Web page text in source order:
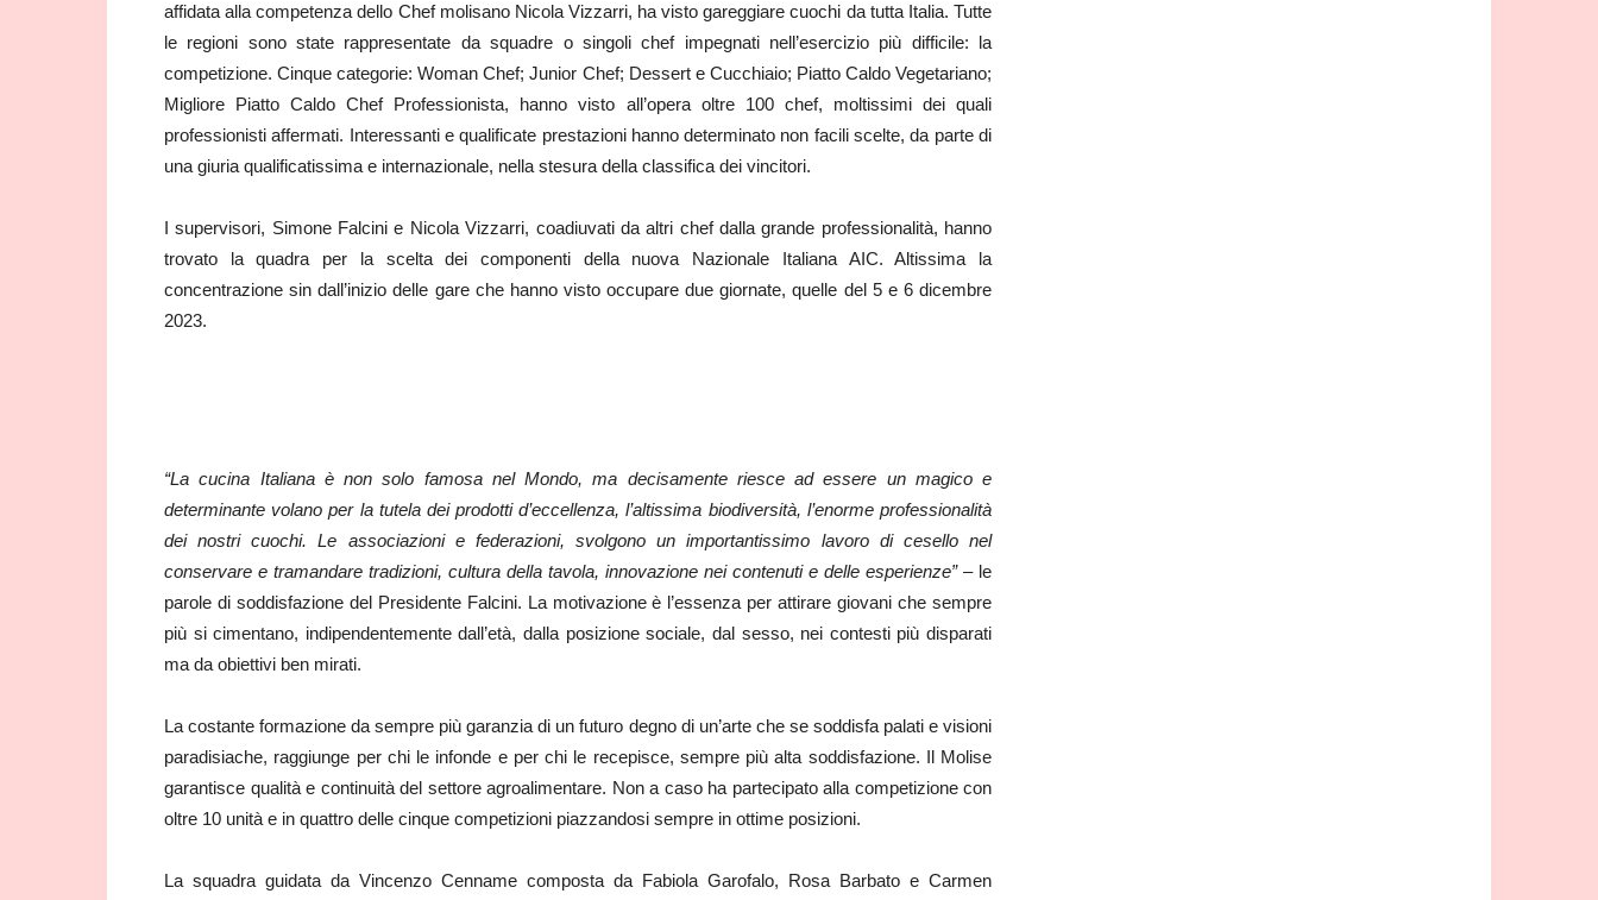
affidata alla competenza dello Chef molisano Nicola Vizzarri, ha visto gareggiare cuochi da tutta Italia. Tutte
le regioni sono state rappresentate da squadre o singoli chef impegnati nell’esercizio più difficile: la
competizione. Cinque categorie: Woman Chef; Junior Chef; Dessert e Cucchiaio; Piatto Caldo Vegetariano;
Migliore Piatto Caldo Chef Professionista, hanno visto all’opera oltre 100 chef, moltissimi dei quali
professionisti affermati. Interessanti e qualificate prestazioni hanno determinato non facili scelte, da parte di
una giuria qualificatissima e internazionale, nella stesura della classifica dei vincitori.
I supervisori, Simone Falcini e Nicola Vizzarri, coadiuvati da altri chef dalla grande professionalità, hanno
trovato la quadra per la scelta dei componenti della nuova Nazionale Italiana AIC. Altissima la
concentrazione sin dall’inizio delle gare che hanno visto occupare due giornate, quelle del 5 e 6 dicembre
2023.
“La cucina Italiana è non solo famosa nel Mondo, ma decisamente riesce ad essere un magico e
determinante volano per la tutela dei prodotti d’eccellenza, l’altissima biodiversità, l’enorme professionalità
dei nostri cuochi. Le associazioni e federazioni, svolgono un importantissimo lavoro di cesello nel
conservare e tramandare tradizioni, cultura della tavola, innovazione nei contenuti e delle esperienze”– le
parole di soddisfazione del Presidente Falcini. La motivazione è l’essenza per attirare giovani che sempre
più si cimentano, indipendentemente dall’età, dalla posizione sociale, dal sesso, nei contesti più disparati
ma da obiettivi ben mirati.
La costante formazione da sempre più garanzia di un futuro degno di un’arte che se soddisfa palati e visioni
paradisiache, raggiunge per chi le infonde e per chi le recepisce, sempre più alta soddisfazione. Il Molise
garantisce qualità e continuità del settore agroalimentare. Non a caso ha partecipato alla competizione con
oltre 10 unità e in quattro delle cinque competizioni piazzandosi sempre in ottime posizioni.
La squadra guidata da Vincenzo Cenname composta da Fabiola Garofalo, Rosa Barbato e Carmen